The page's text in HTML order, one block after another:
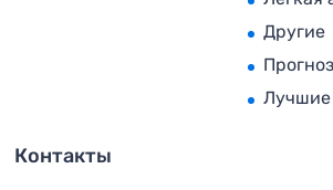
Другие
Лучшие
Контакты